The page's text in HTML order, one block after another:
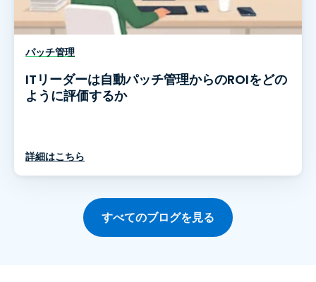
パッチ管理
ITリーダーは自動パッチ管理からのROIをどの
ように評価するか
詳細はこちら
すべてのブログを見る